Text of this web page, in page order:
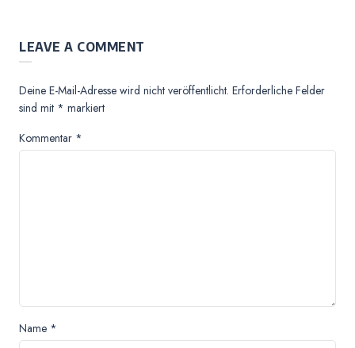
LEAVE A COMMENT
Deine E-Mail-Adresse wird nicht veröffentlicht. Erforderliche Felder
sind mit * markiert
Kommentar *
Name *